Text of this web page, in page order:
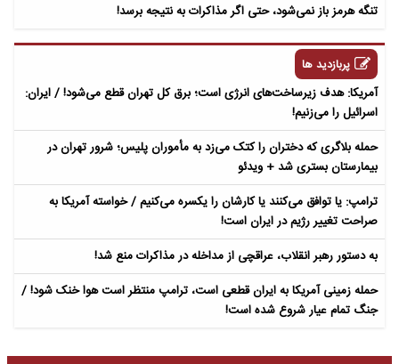
تنگه هرمز باز نمی‌شود، حتی اگر مذاکرات به نتیجه برسد!
پربازدید ها
آمریکا: هدف زیرساخت‌های انرژی است؛ برق کل تهران قطع می‌شود! / ایران:
اسرائیل را می‌زنیم!
حمله بلاگری که دختران را کتک می‌زد به مأموران پلیس؛ شرور تهران در
بیمارستان بستری شد + ویدئو
ترامپ: یا توافق می‌کنند یا کارشان را یکسره می‌کنیم / خواسته آمریکا به
صراحت تغییر رژیم در ایران است!
به دستور رهبر انقلاب، عراقچی از مداخله در مذاکرات منع شد!
حمله زمینی آمریکا به ایران قطعی است، ترامپ منتظر است هوا خنک شود! /
جنگ تمام عیار شروع شده است!